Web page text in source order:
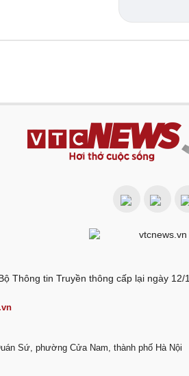
Thông tin Truyền thông cấp lại ngày 12/
Sứ, phường Cửa Nam, thành phố Hà Nội